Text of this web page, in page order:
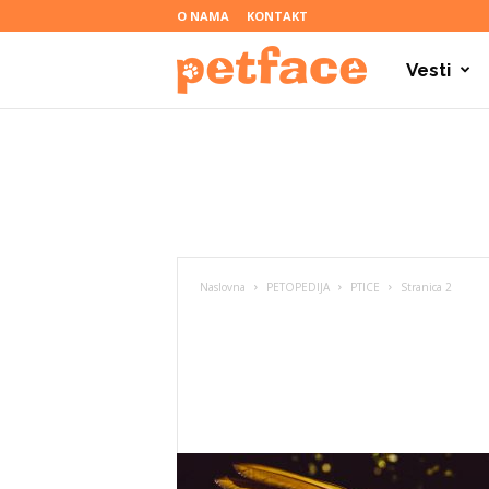
O NAMA KONTAKT
c
Vesti
Naslovna PETOPEDIJA PTICE Stranica 2